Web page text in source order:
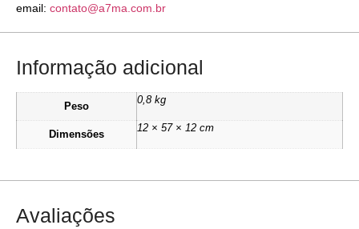
email: contato@a7ma.com.br
Informação adicional
Peso
0,8 kg
Dimensões
12 × 57 × 12 cm
Avaliações